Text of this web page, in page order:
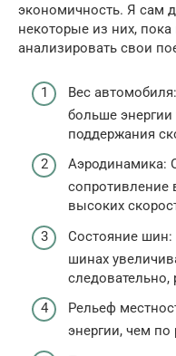
экономичность. Я сам
некоторые из них,
анализировать свои
Вес
больше энергии
поддержания
Аэродинамика:
сопротивление
высоких
Состояние шин:
шинах
следовательно,
Рельеф
энергии, чем по